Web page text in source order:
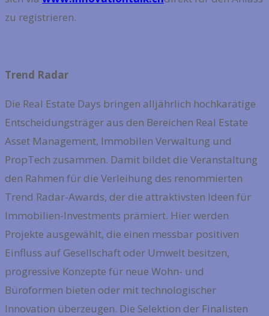
zu registrieren.
Trend Radar
Die Real Estate Days bringen alljährlich hochkarätige
Entscheidungsträger aus den Bereichen Real Estate
Asset Management, Immobilen Verwaltung und
PropTech zusammen. Damit bildet die Veranstaltung
den Rahmen für die Verleihung des renommierten
Trend Radar-Awards, der die attraktivsten Ideen für
Immobilien-Investments prämiert. Hier werden
Projekte ausgewählt, die einen messbar positiven
Einfluss auf Gesellschaft oder Umwelt besitzen,
progressive Konzepte für neue Wohn- und
Büroformen bieten oder mit technologischer
Innovation überzeugen. Die Selektion der Finalisten